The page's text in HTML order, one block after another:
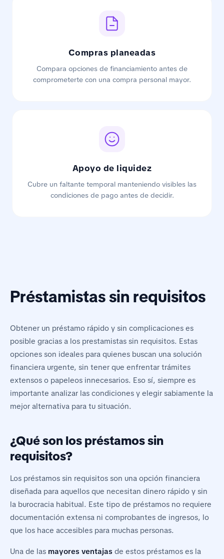
Compras planeadas
Compara opciones de financiamiento antes de
comprometerte con una compra personal mayor.
Apoyo de liquidez
Cubre un faltante temporal manteniendo visibles las
condiciones de pago antes de decidir.
Préstamistas sin requisitos
Obtener un préstamo rápido y sin complicaciones es
posible gracias a los prestamistas sin requisitos. Estas
opciones son ideales para quienes buscan una solución
financiera urgente, sin tener que enfrentar trámites
extensos o papeleos innecesarios. Eso sí, siempre es
importante analizar las condiciones y elegir sabiamente la
mejor alternativa para tu situación.
¿Qué son los préstamos sin
requisitos?
Los préstamos sin requisitos son una opción financiera
diseñada para aquellos que necesitan dinero rápido y sin
la burocracia habitual. Este tipo de préstamos no requiere
documentación extensa ni comprobantes de ingresos, lo
que los hace accesibles para muchas personas.
Una de las mayores ventajas de estos préstamos es la